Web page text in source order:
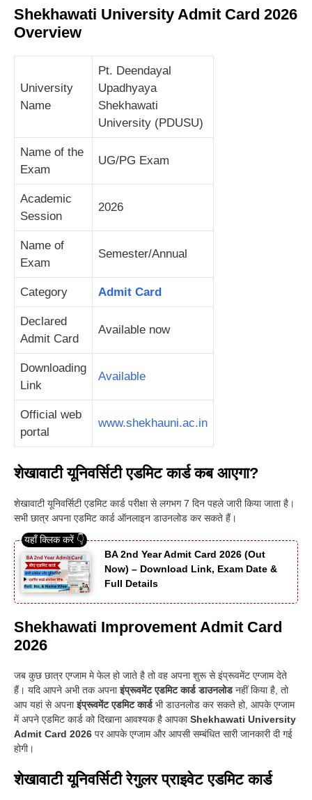
Shekhawati University Admit Card 2026
Overview
University
Name
Pt. Deendayal
Upadhyaya
Shekhawati
University (PDUSU)
Name of the
Exam
UG/PG Exam
Academic
Session
2026
Name of
Exam
Semester/Annual
Category Admit Card
Declared
Admit Card
Available now
Downloading
Link
Available
Official web
portal
www.shekhauni.ac.in
शेखावाटी यूनिवर्सिटी एडमिट कार्ड कब आएगा?
शेखावाटी यूनिवर्सिटी एडमिट कार्ड परीक्षा से लगभग 7 दिन पहले जारी किया जाता है।
सभी छात्र अपना एडमिट कार्ड ऑनलाइन डाउनलोड कर सकते हैं।
BA 2nd Year Admit Card 2026 (Out
Now) – Download Link, Exam Date &
Full Details
Shekhawati Improvement Admit Card
2026
जब कुछ छात्र एग्जाम मे फेल हो जाते है तो वह अपना शुरू से इंप्रूवमेंट एग्जाम देते
हैं। यदि आपने अभी तक अपनाइंप्रूवमेंट एडमिट कार्ड डाउनलोडनहीं किया है, तो
आप यहां से अपनाइंप्रूवमेंट एडमिट कार्डभी डाउनलोड कर सकते हो, आपके एग्जाम
में अपने एडमिट कार्ड को दिखाना आवश्यक है आपकाShekhawati University
Admit Card 2026 पर आपके एग्जाम और आपसी सम्बंधित सारी जानकारी दी गई
होगी।
शेखावाटी यूनिवर्सिटी रेगुलर प्राइवेट एडमिट कार्ड